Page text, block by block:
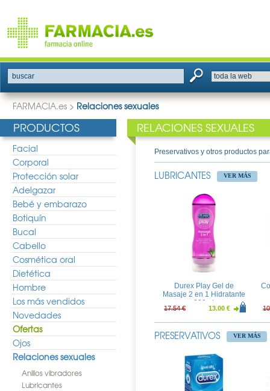
buscar
FARMACIA.es > Relaciones sexuales
PRODUCTOS
Facial
Corporal
Protección solar
Adelgazar
Bebé y embarazo
Botiquín
Bucal
Cabello
Cosmética oral
Dietética
Hombre
Los más vendidos
Novedades
Ofertas
Ojos
Relaciones sexuales
Anillos vibradores
Lubricantes
RELACIONES SEXUALES
Preservativos y otros productos
LUBRICANTES VER MÁS
Durex Play Gel de
Masaje 2 en 1 Hidratante
200ml
17.54 € 13.00 €
PRESERVATIVOS VER MÁS